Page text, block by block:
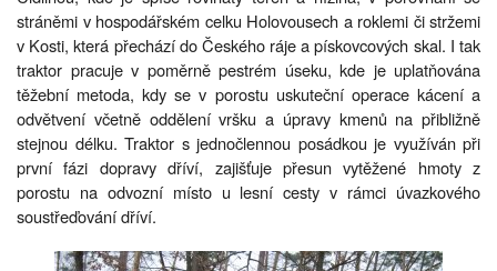
stráněmi v hospodářském celku Holovousech a roklemi či stržemi
v Kosti, která přechází do Českého ráje a pískovcových skal. I tak
traktor pracuje v poměrně pestrém úseku, kde je uplatňována
těžební metoda, kdy se v porostu uskuteční operace kácení a
odvětvení včetně oddělení vršku a úpravy kmenů na přibližně
stejnou délku. Traktor s jednočlennou posádkou je využíván při
první fázi dopravy dříví, zajišťuje přesun vytěžené hmoty z
porostu na odvozní místo u lesní cesty v rámci úvazkového
soustřeďování dříví.